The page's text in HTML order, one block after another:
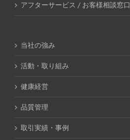
アフターサービス / お客様相談窓口
当社の強み
活動・取り組み
健康経営
品質管理
取引実績・事例